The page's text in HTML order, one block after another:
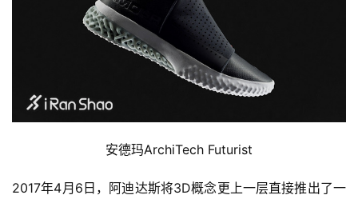
安德玛ArchiTech Futurist
2017年4月6日，阿迪达斯将3D概念更上一层直接推出了一